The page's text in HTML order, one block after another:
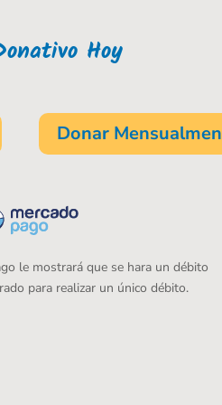
Hoy
Donar
le mostrará que se hara un débito
para realizar un único débito.